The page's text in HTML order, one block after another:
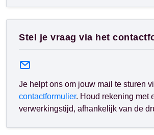
Stel je vraag via het
Je helpt ons om jouw mail te sturen
contactformulier. Houd rekening met
verwerkingstijd, afhankelijk van de